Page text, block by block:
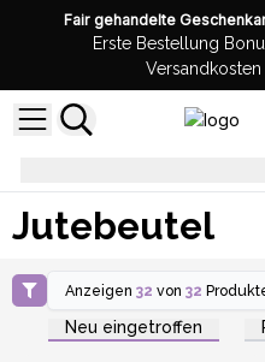
Fair gehandelte
Erste Bestellung
Versandkosten
Jutebeutel
Anzeigen32 von32
Neu eingetroffen
Anmelden oder
Registrieren für
Großhandelspreise